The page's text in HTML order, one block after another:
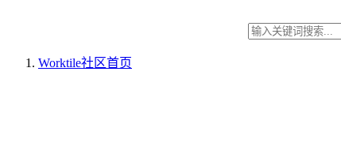
Worktile社区首页